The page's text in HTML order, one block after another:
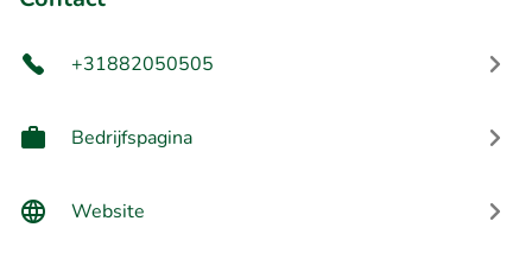
+31882050505
Bedrijfspagina
Website